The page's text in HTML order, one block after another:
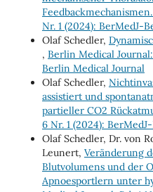
Feedbackmechanismen.
Nr. 1 (2024): BerMedJ-
Olaf Schedler,
, Berlin Medical
Berlin Medical Journal
Olaf Schedler,
assistiert und
partieller CO2
6 Nr. 1 (2024):
Olaf Schedler, Dr. von
Leunert, Veränderung
Blutvolumens und der
Apnoesportlern unter